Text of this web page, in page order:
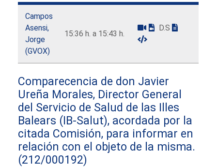
Campos
Asensi,
Jorge
(GVOX)
15:36 h. a 15:43 h.
D.S
Comparecencia de don Javier
Ureña Morales, Director General
del Servicio de Salud de las Illes
Balears (IB-Salut), acordada por la
citada Comisión, para informar en
relación con el objeto de la misma.
(212/000192)